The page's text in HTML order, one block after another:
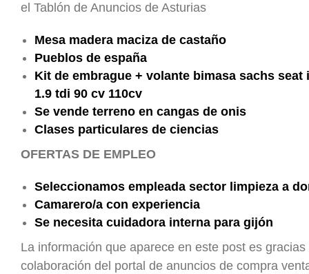
el Tablón de Anuncios de Asturias
Mesa madera maciza de castaño
Pueblos de españa
Kit de embrague + volante bimasa sachs seat
1.9 tdi 90 cv 110cv
Se vende terreno en cangas de onis
Clases particulares de ciencias
OFERTAS DE EMPLEO
Seleccionamos empleada sector limpieza a
Camarero/a con experiencia
Se necesita cuidadora interna para gijón
La información que aparece en este post es gracias
colaboración del portal de anuncios de compra